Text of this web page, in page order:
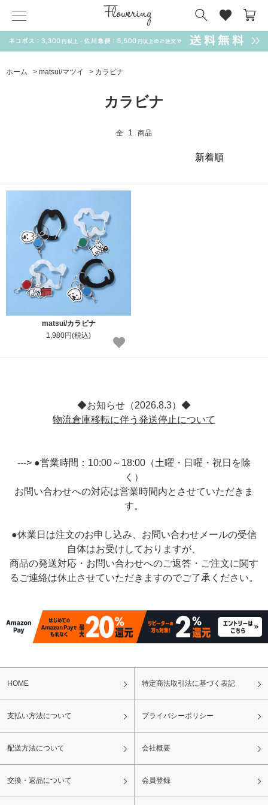
ホーム > matsui/マツイ > カラビナ
カラビナ
全 1 商品
matsui/カラビナ
1,980円(税込)
◆お知らせ（2026.8.3）◆
物流倉庫移転に伴う発送停止について
---> ●営業時間：10:00～18:00（土曜・日曜・祝日を除
く）
お問い合わせへの対応は営業時間内とさせていただきま
す。
●休業日は注文のお申し込み、お問い合わせメールの受信
自体はお受けしておりますが、
商品の発送対応・お問い合わせへのご返答・ご注文に関す
るご連絡は休止させていただきますのでご了承ください。
気化冷却スカーフ matsui サンリオ キーポーチ
HOME 特定商法取引法に基づく表記
支払い方法について プライバシーポリシー
配送方法について 会社概要
交換・返品について 会員登録